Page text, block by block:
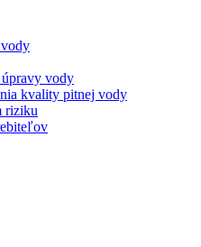
úpravy vody
kvality pitnej vody
riziku